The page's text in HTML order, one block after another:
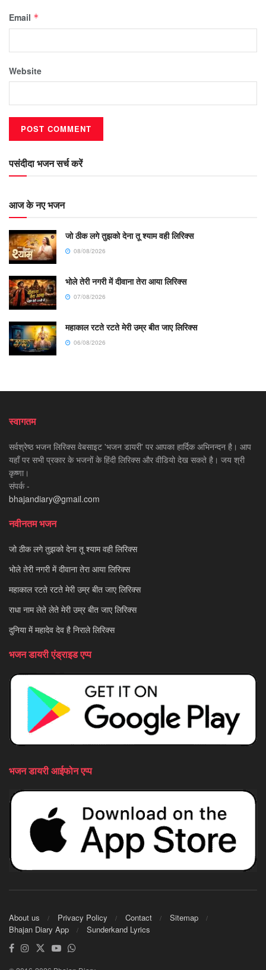
Email *
Website
पसंदीदा भजन सर्च करें
आज के नए भजन
जो ठीक लगे तुझको देना तू श्याम वही लिरिक्स
08/08/2026
भोले तेरी नगरी में दीवाना तेरा आया लिरिक्स
07/08/2026
महाकाल रटते रटते मेरी उम्र बीत जाए लिरिक्स
06/08/2026
स्वागतम
सर्वश्रेष्ठ भजन लिरिक्स वेबसाइट 'भजन डायरी' पर आपका हार्दिक अभिनन्दन है। आप
यहाँ पर सभी प्रकार के भजनों के हिंदी लिरिक्स और वीडियो देख सकते है। जय श्री
कृष्णा।
संपर्क -
bhajandiary@gmail.com
नवीनतम भजन
जो ठीक लगे तुझको देना तू श्याम वही लिरिक्स
भोले तेरी नगरी में दीवाना तेरा आया लिरिक्स
महाकाल रटते रटते मेरी उम्र बीत जाए लिरिक्स
राधा नाम लेते लेते मेरी उम्र बीत जाए लिरिक्स
दुनिया में महादेव देव है निराले लिरिक्स
भजन डायरी एंड्राइड एप्प
भजन डायरी आईफोन एप्प
About us Privacy Policy Contact
Sitemap
Bhajan Diary App
Sunderkand Lyrics